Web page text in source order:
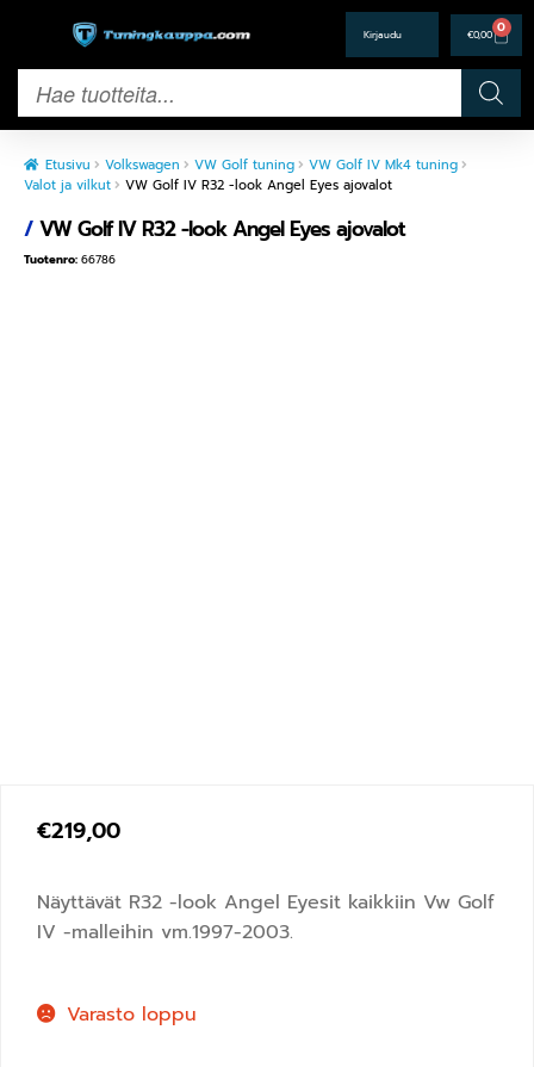
€0,00 0
Etusivu Volkswagen VW Golf tuning
VW Golf IV Mk4 tuning
Valot ja vilkut
VW Golf IV R32 -look Angel Eyes ajovalot
/VW Golf IV R32 -look Angel Eyes ajovalot
Tuotenro: 66786
€219,00
Näyttävät R32 -look Angel Eyesit kaikkiin Vw Golf
IV -malleihin vm.1997-2003.
Varasto loppu